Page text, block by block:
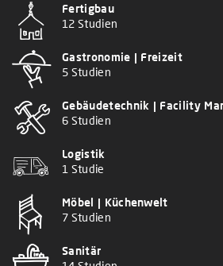
Fertigbau
12 Studien
Gastronomie | Freizeit
5 Studien
Gebäudetechnik | Facility
6 Studien
Logistik
1 Studie
Möbel | Küchenwelt
7 Studien
Sanitär